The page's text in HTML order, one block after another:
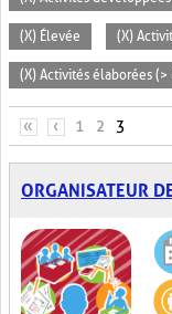
(X) Élevée (X)
(X) Activités élaborées
PAGES
« ‹ 1 2 3
ORGANISATEUR